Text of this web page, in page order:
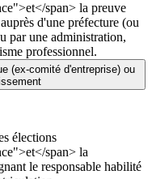
span> la preuve
d'une préfecture (ou
par une administration,
professionnel.
(ex-comité d'entreprise) ou
élections
span> la
le responsable habilité